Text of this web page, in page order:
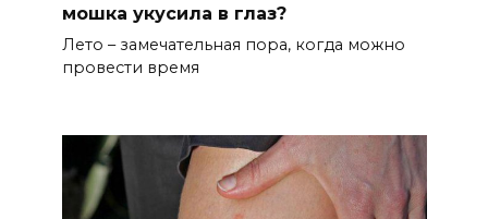
мошка укусила в глаз?
Лето – замечательная пора, когда можно
провести время